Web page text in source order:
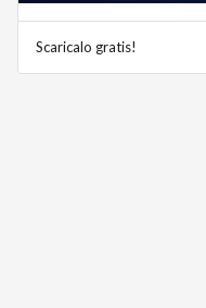
Scaricalo gratis!